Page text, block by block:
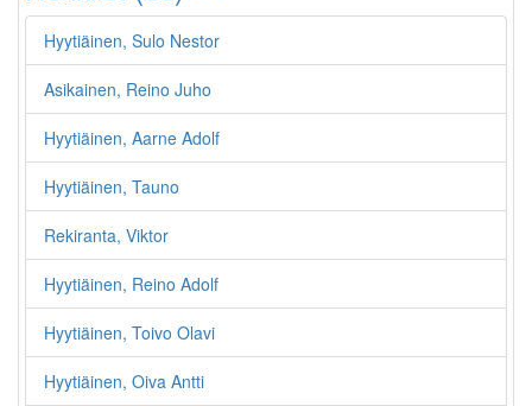
Hyytiäinen, Sulo Nestor
Asikainen, Reino Juho
Hyytiäinen, Aarne Adolf
Hyytiäinen, Tauno
Rekiranta, Viktor
Hyytiäinen, Reino Adolf
Hyytiäinen, Toivo Olavi
Hyytiäinen, Oiva Antti